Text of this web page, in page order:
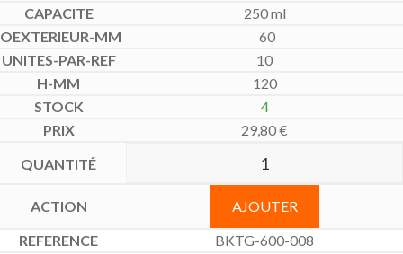
250 ml
60
10
120
4
29,80€
AJOUTER
BKTG-600-008